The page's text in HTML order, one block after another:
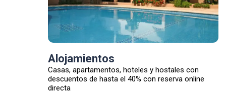
Alojamientos
Casas, apartamentos, hoteles y hostales con
descuentos de hasta el 40% con reserva online
directa